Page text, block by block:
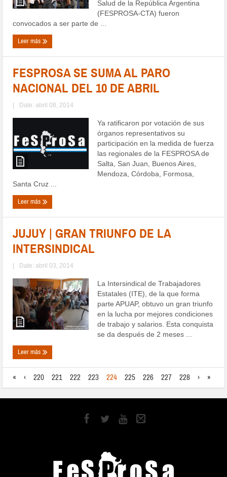
Salud de la República Argentina
(FESPROSA-CTA) fueron
convocados a ser parte de ...
Leer más
FESPROSA SE SUMA AL PARO
NACIONAL DEL 10 DE ABRIL
| Date: abril 08, 2014
Ya ratificaron por votación de sus
órganos representativos su
participación en la medida de fuerza
las regionales de la FESPROSA de
Salta, San Juan, Buenos Aires,
Mendoza, Córdoba, Formosa,
Santa Cruz ...
Leer más
JUJUY | GRAN TRIUNFO DE LA
INTERSINDICAL
| Date: abril 03, 2014
La Intersindical de Trabajadores
Estatales (ITE), de la que forma
parte APUAP, obtuvo un gran triunfo
en la lucha por mejores condiciones
de trabajo y salarios. Esta conquista
se da después de 2 meses ...
Leer más
« ‹ 220 221 222 223 224 225 226 227 228 › »